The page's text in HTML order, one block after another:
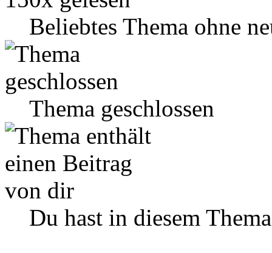
Beliebtes Thema ohne
Thema geschlossen
Du hast in diesem